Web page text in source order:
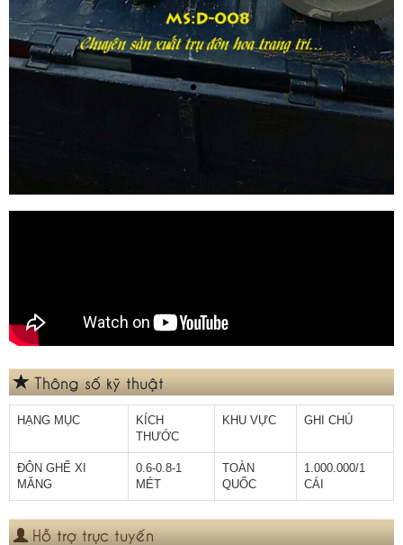
Thông số kỹ thuật
HẠNG MỤC
KÍCH
THƯỚC
KHU VỰC GHI CHÚ
ĐÔN GHẾ XI
MĂNG
0.6-0.8-1
MÉT
TOÀN
QUỐC
1.000.000/1
CÁI
Hỗ trợ trực tuyến